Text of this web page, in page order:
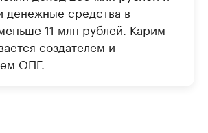
денежные средства в
11 млн рублей. Карим
создателем и
ОПГ.